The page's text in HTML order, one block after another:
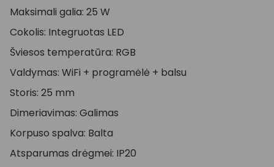
Maksimali galia: 25 W
Cokolis: Integruotas LED
Šviesos temperatūra: RGB
Valdymas: WiFi + programėlė + balsu
Storis: 25 mm
Dimeriavimas: Galimas
Korpuso spalva: Balta
Atsparumas drėgmei: IP20